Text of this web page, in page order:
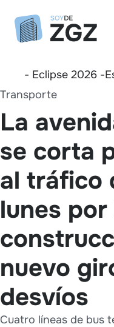
- Eclipse 2026 -
Transporte
La
se corta
al tráfico
lunes por
nuevo
desvíos
Cuatro líneas de bus